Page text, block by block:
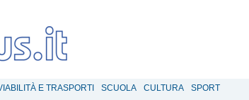
E TRASPORTI SCUOLA CULTURA
SPORT